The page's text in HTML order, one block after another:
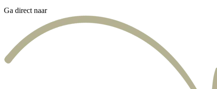
Ga direct naar